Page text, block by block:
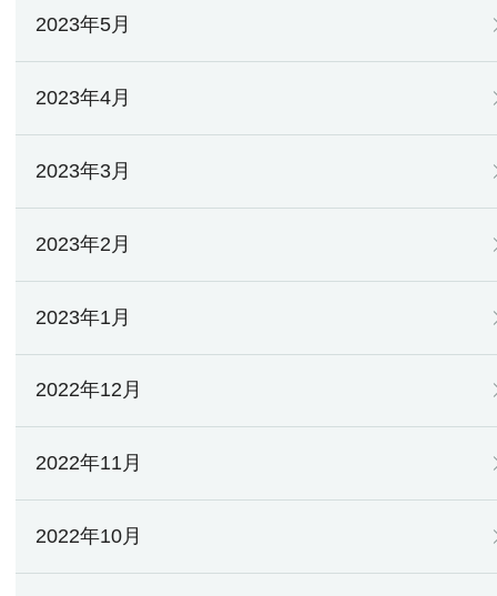
2023年5月
2023年4月
2023年3月
2023年2月
2023年1月
2022年12月
2022年11月
2022年10月